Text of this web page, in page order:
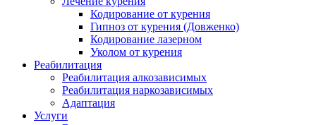
Кодирование от курения
Гипноз от курения (Довженко)
Кодирование лазерном
Уколом от курения
Реабилитация
Реабилитация алкозависимых
Реабилитация наркозависимых
Адаптация
Услуги